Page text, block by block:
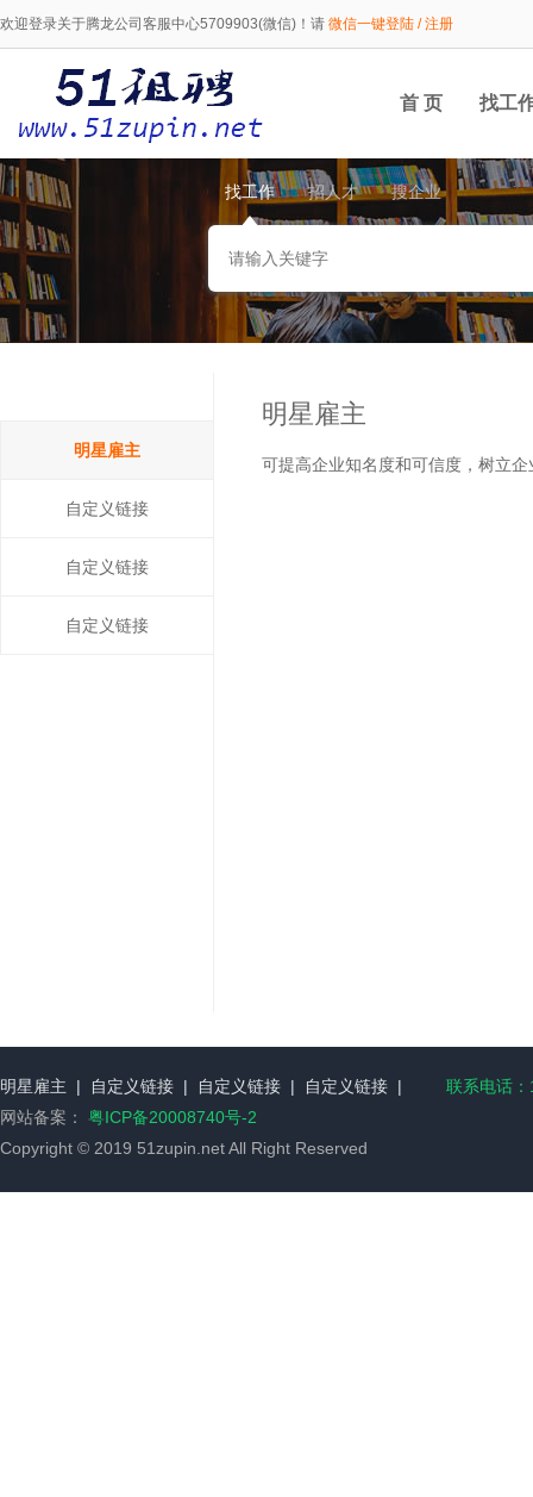
欢迎登录关于腾龙公司客服中心5709903(微信)！请 微信一键登陆 / 注册
首 页 找工
找工作 招人才 搜企业
明星雇主
自定义链接
自定义链接
自定义链接
明星雇主
可提高企业知名度和可信度，树立企
明星雇主 | 自定义链接 | 自定义链接 | 自定义链接 |
联系电话
网站备案： 粤ICP备20008740号-2
Copyright © 2019 51zupin.net All Right Reserved